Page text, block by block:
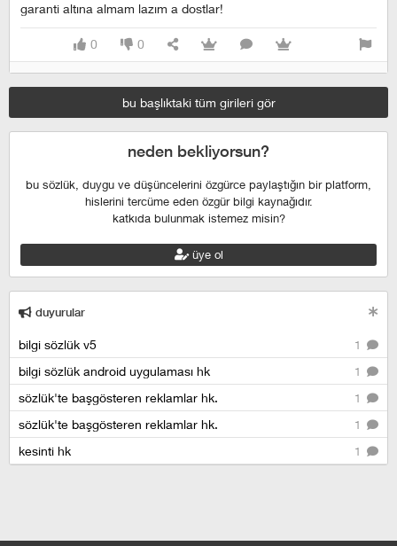
garanti altına almam lazım a dostlar!
0 0
bu başlıktaki tüm girileri gör
neden bekliyorsun?
bu sözlük, duygu ve düşüncelerini özgürce paylaştığın bir platform,
hislerini tercüme eden özgür bilgi kaynağıdır.
katkıda bulunmak istemez misin?
üye ol
duyurular
1
bilgi sözlük v5
1
bilgi sözlük android uygulaması hk
1
sözlük'te başgösteren reklamlar hk.
1
sözlük'te başgösteren reklamlar hk.
1
kesinti hk